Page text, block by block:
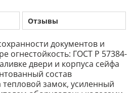
Отзывы
документов и
огнестойкость: ГОСТ Р 57384-
двери и корпуса сейфа
состав
тепловой замок, усиленный